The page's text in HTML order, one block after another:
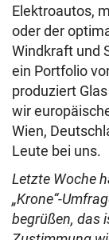
Elektroautos,
oder der
Windkraft und
ein Portfolio
produziert
wir
Wien,
Leute bei uns.
Letzte Woche
„Krone“-
begrüßen, das